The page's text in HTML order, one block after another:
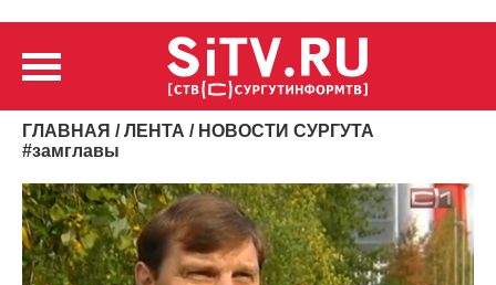
ГЛАВНАЯ /ЛЕНТА / НОВОСТИ СУРГУТА
#замглавы